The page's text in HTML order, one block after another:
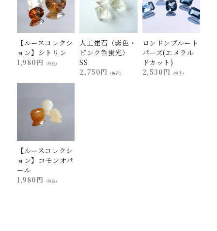
【ルースコレクシ
ョン】シトリン
1,980円
(税込)
人工蛍石（紫色・
ピンク色蛍光）
SS
2,750円
(税込)
ロンドンブルート
パーズ(エメラル
ドカット)
2,530円
(税込)
【ルースコレクシ
ョン】コモンオパ
ール
1,980円
(税込)